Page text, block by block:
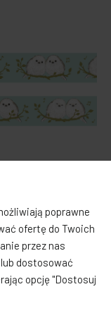
zł
poprawne
ofertę do Twoich
przez nas
dostosować
opcję "Dostosuj